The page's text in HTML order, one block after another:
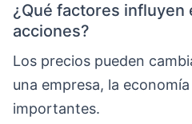
¿Qué factores influyen
acciones?
Los precios pueden
una empresa, la
importantes.